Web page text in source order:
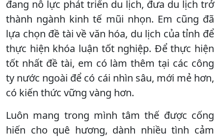
đang nỗ lực phát triển du lịch, đưa du lịch trở
thành ngành kinh tế mũi nhọn. Em cũng đã
lựa chọn đề tài về văn hóa, du lịch của tỉnh để
thực hiện khóa luận tốt nghiệp. Để thực hiện
tốt nhất đề tài, em có làm thêm tại các công
ty nước ngoài để có cái nhìn sâu, mới mẻ hơn,
có kiến thức vững vàng hơn.
Luôn mang trong mình tâm thế được cống
hiến cho quê hương, dành nhiều tình cảm